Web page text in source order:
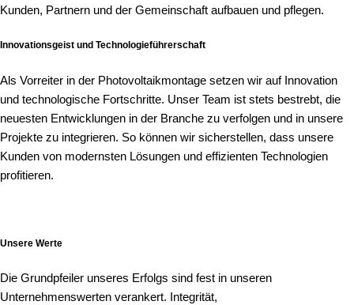
Kunden, Partnern und der Gemeinschaft aufbauen und pflegen.
Innovationsgeist und Technologieführerschaft
Als Vorreiter in der Photovoltaikmontage setzen wir auf Innovation
und technologische Fortschritte. Unser Team ist stets bestrebt, die
neuesten Entwicklungen in der Branche zu verfolgen und in unsere
Projekte zu integrieren. So können wir sicherstellen, dass unsere
Kunden von modernsten Lösungen und effizienten Technologien
profitieren.
Unsere Werte
Die Grundpfeiler unseres Erfolgs sind fest in unseren
Unternehmenswerten verankert. Integrität,